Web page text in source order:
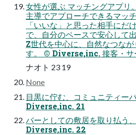
女性が選ぶ マッチングアプ
主導でアプローチできるマッ
「いいな」と思った相手にだ
で、自分のペースで安心して
Z世代を中心に、自然なつなが
す。 ©︎ Diverse,inc. 接客・サ
ナオト 23 19
None
目黒に佇む、コミュニティ
Diverse,inc. 21
バーとしての敷居を取り払う
Diverse,inc. 22